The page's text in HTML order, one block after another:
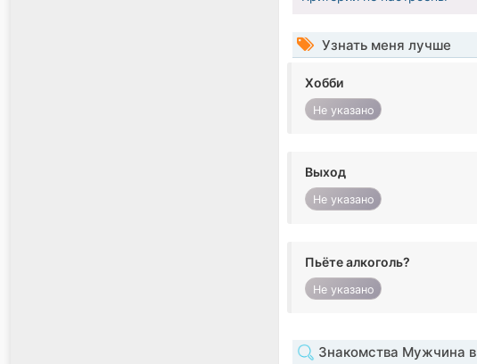
Узнать меня лучше
Хобби
Не указано
Выход
Не указано
Пьёте алкоголь?
Не указано
Знакомства Мужчина